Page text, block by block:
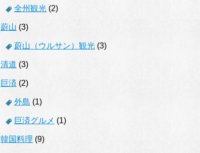
全州観光 (2)
蔚山 (3)
蔚山（ウルサン）観光 (3)
清道 (3)
巨済 (2)
外島 (1)
巨済グルメ (1)
韓国料理 (9)